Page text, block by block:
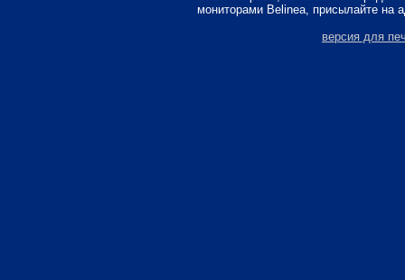
мониторами Belinea, присылайте на
версия для